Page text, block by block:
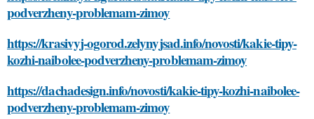
podverzheny-problemam-zimoy
https://krasivyj-ogorod.zelynyjsad.info/novosti/kakie-tipy-
kozhi-naibolee-podverzheny-problemam-zimoy
https://dachadesign.info/novosti/kakie-tipy-kozhi-naibolee-
podverzheny-problemam-zimoy